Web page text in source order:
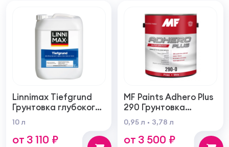
Linnimax Tiefgrund
Грунтовка глубокого
проникновения для
внутренних и
наружных работ
10 л
от 3 110 ₽
MF Paints Adhero Plus
290 Грунтовка
высшего качества из
100% акрилового
латекса для
0,95 л 3,78 л
от 3 500 ₽